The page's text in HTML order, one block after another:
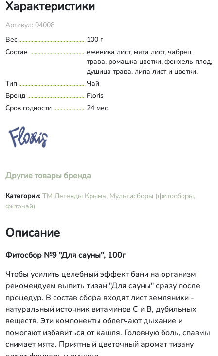
Характеристики
Артикул: 04008
Вес
100 г
Состав
ежевика лист, мята лист, чабрец
трава, ромашка цветки, фенхель плод,
душица трава, липа лист и цветки,
иссоп трава, земляника лист, кизил
лист, котовник лист, паслен лист,
облепиха лист
Тип
Чай
Бренд
Floris
Срок годности
24 мес
Другие товары бренда
Категории: ТМ Легенды Крыма, Мультисборы (фитосборы,
фиточай)
Описание
Фитосбор №9 "Для сауны", 100г
Чтобы усилить целебный эффект бани на организм
рекомендуем выпить тизан "Для сауны" сразу после
процедур. В состав сбора входят лист земляники -
натуральный источник витаминов С и В, дубильных
веществ. Эти компоненты облегчают дыхание и
помогают избавиться от кашля. Головную боль, спазмы
снимает мята. Приятный цветочный аромат тизану